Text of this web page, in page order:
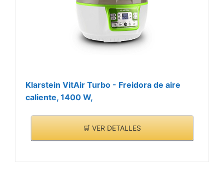
Klarstein VitAir Turbo - Freidora de aire
caliente, 1400 W,
🛒 VER DETALLES